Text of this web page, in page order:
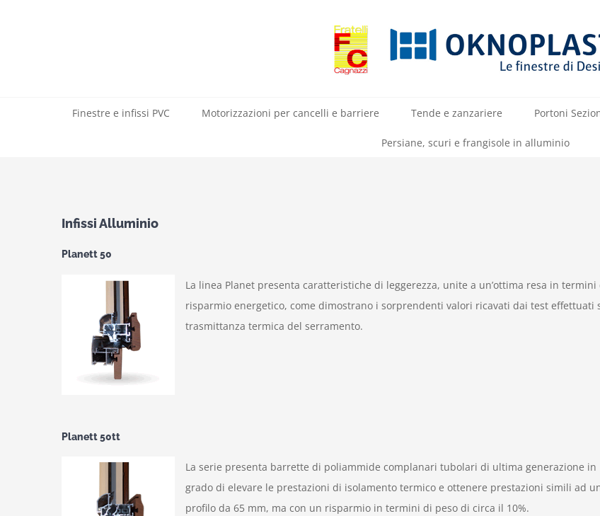
Finestre e infissi PVC Motorizzazioni per cancelli e barriere Tende e zanzariere Portoni
Persiane, scuri e frangisole in alluminio
Infissi Alluminio
Planett 50
La linea Planet presenta caratteristiche di leggerezza, unite a un’ottima resa in termini
risparmio energetico, come dimostrano i sorprendenti valori ricavati dai test effettuati
trasmittanza termica del serramento.
Planett 50tt
La serie presenta barrette di poliammide complanari tubolari di ultima generazione in
grado di elevare le prestazioni di isolamento termico e ottenere prestazioni simili ad
profilo da 65 mm, ma con un risparmio in termini di peso di circa il 10%.